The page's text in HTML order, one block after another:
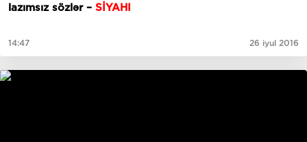
lazımsız sözlər – SİYAHI
14:47 26 iyul 2016